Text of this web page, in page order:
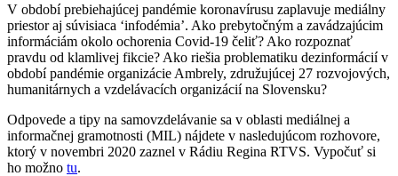
V období prebiehajúcej pandémie koronavírusu zaplavuje mediálny
priestor aj súvisiaca ‘infodémia’. Ako prebytočným a zavádzajúcim
informáciám okolo ochorenia Covid-19 čeliť? Ako rozpoznať
pravdu od klamlivej fikcie? Ako riešia problematiku dezinformácií v
období pandémie organizácie Ambrely, združujúcej 27 rozvojových,
humanitárnych a vzdelávacích organizácií na Slovensku?
Odpovede a tipy na samovzdelávanie sa v oblasti mediálnej a
informačnej gramotnosti (MIL) nájdete v nasledujúcom rozhovore,
ktorý v novembri 2020 zaznel v Rádiu Regina RTVS. Vypočuť si
ho možno tu.